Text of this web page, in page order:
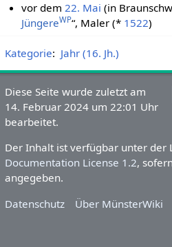
vor dem22. Mai (in
JüngereWP“, Maler (* 1522)
Kategorie: Jahr (16. Jh.)
Diese Seite wurde zuletzt am
14. Februar 2024 um 22:01 Uhr
bearbeitet.
Der Inhalt ist verfügbar unter der
Documentation License 1.2,
angegeben.
Datenschutz
Über MünsterWiki